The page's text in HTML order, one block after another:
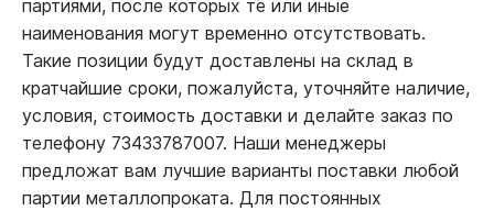
партиями, после которых те или иные
наименования могут временно отсутствовать.
Такие позиции будут доставлены на склад в
кратчайшие сроки, пожалуйста, уточняйте наличие,
условия, стоимость доставки и делайте заказ по
телефону 73433787007. Наши менеджеры
предложат вам лучшие варианты поставки любой
партии металлопроката. Для постоянных